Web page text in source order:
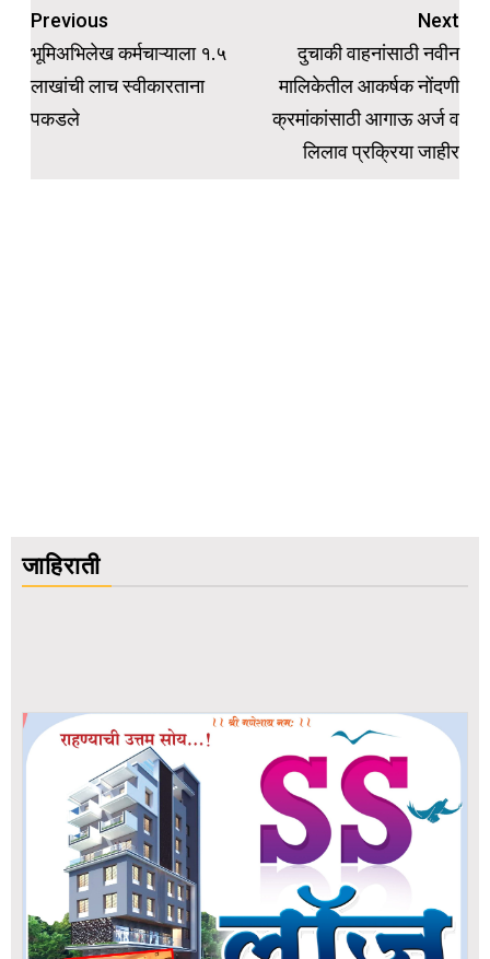
Post
navigation
Previous
भूमिअभिलेख कर्मचाऱ्याला १.५
लाखांची लाच स्वीकारताना
पकडले
Next
दुचाकी वाहनांसाठी नवीन
मालिकेतील आकर्षक नोंदणी
क्रमांकांसाठी आगाऊ अर्ज व
लिलाव प्रक्रिया जाहीर
जाहिराती